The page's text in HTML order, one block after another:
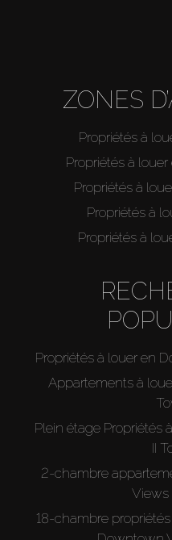
Louer
Vendre
Hors Plan
ZONES
Propriétés à
Propriétés à
Propriétés à
Propriétés à
Propriétés à
Propriétés à louer en
Appartements à
Plein étage Propriétés
II
2-chambre
Views
18-chambre